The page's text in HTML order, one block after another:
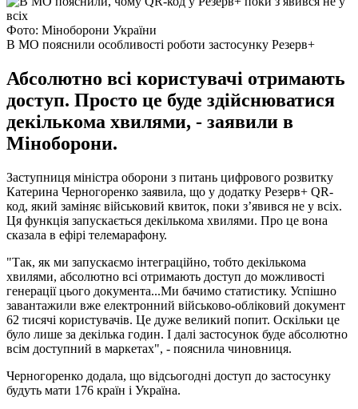
Фото: Міноборони України
В МО пояснили особливості роботи застосунку Резерв+
Абсолютно всі користувачі отримають
доступ. Просто це буде здійснюватися
декількома хвилями, - заявили в
Міноборони.
Заступниця міністра оборони з питань цифрового розвитку
Катерина Черногоренко заявила, що у додатку Резерв+ QR-
код, який заміняє військовий квиток, поки зʼявився не у всіх.
Ця функція запускається декількома хвилями. Про це вона
сказала в ефірі телемарафону.
"Так, як ми запускаємо інтеграційно, тобто декількома
хвилями, абсолютно всі отримають доступ до можливості
генерації цього документа...Ми бачимо статистику. Успішно
завантажили вже електронний військово-обліковий документ
62 тисячі користувачів. Це дуже великий попит. Оскільки це
було лише за декілька годин. І далі застосунок буде абсолютно
всім доступний в маркетах", - пояснила чиновниця.
Черногоренко додала, що відсьогодні доступ до застосунку
будуть мати 176 країн і Україна.